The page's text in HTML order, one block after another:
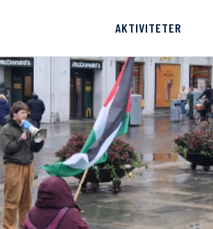
AKTIVITETER